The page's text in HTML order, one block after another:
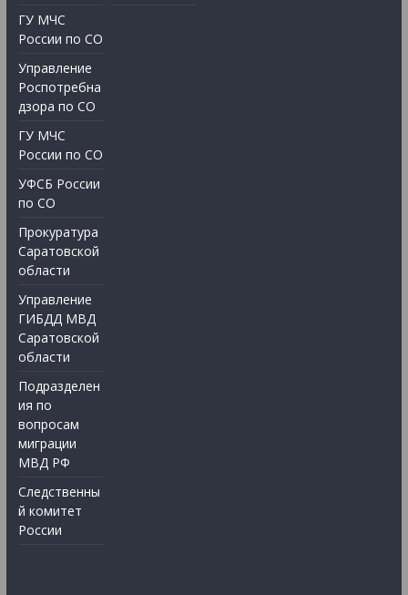
ГУ МЧС
России по СО
Управление
Роспотребна
дзора по СО
ГУ МЧС
России по СО
УФСБ России
по СО
Прокуратура
Саратовской
области
Управление
ГИБДД МВД
Саратовской
области
Подразделен
ия по
вопросам
миграции
МВД РФ
Следственны
й комитет
России